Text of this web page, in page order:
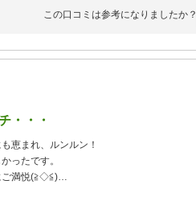
この口コミは参考になりましたか？
・・・
恵まれ、ルンルン！
ったです。
ご満悦(≧◇≦)